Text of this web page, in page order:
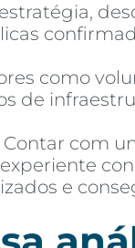
como
de
Contar com
e